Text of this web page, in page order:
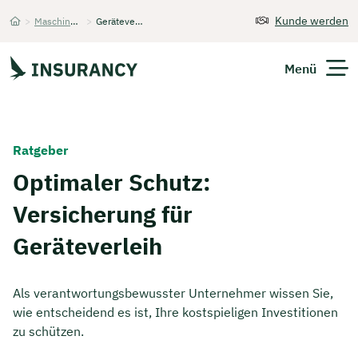
> Maschinenversicherung > Geräteverleih Kunde werden
Menü
Finanzen
Expats
Über Uns
Ratgeber
Optimaler Schutz:
Versicherung für
Geräteverleih
Als verantwortungsbewusster Unternehmer wissen Sie,
wie entscheidend es ist, Ihre kostspieligen Investitionen
zu schützen.